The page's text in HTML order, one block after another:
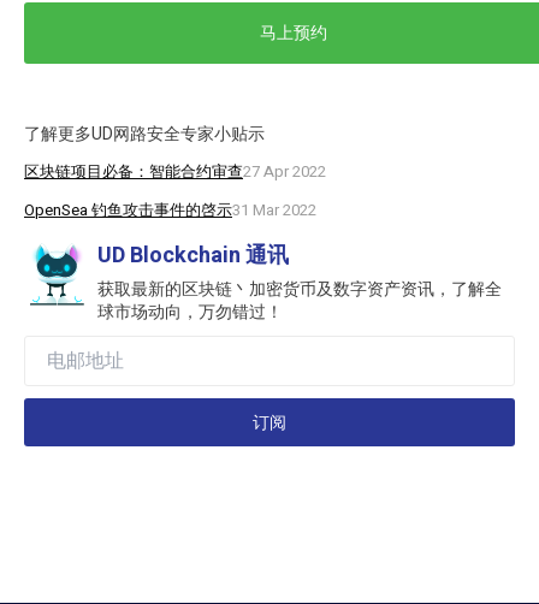
马上预约
了解更多UD网路安全专家小贴示
区块链项目必备：智能合约审查27 Apr 2022
OpenSea 钓鱼攻击事件的啓示31 Mar 2022
UD Blockchain 通讯
获取最新的区块链丶加密货币及数字资产资讯，了解全
球市场动向，万勿错过！
订阅